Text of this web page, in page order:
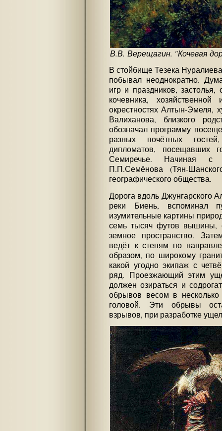
В.В. Верещагин. "Кочевая
В стойбище Тезека
побывал неоднократно.
игр и праздников,
кочевника,
окрестностях Алтын-Эмеля,
Валиханова, близкого
обозначал программу
разных почётных
дипломатов, посещавших
Семиречье. Начиная с
П.П.Семёнова (Тян-
географического общества.
Дорога вдоль Джунгарского
реки Биень, вспоминал
изумительные картины
семь тысяч футов вышины,
земное пространство.
ведёт к степям по
образом, по широкому
какой угодно экипаж с
ряд. Проезжающий этим
должен озираться и
обрывов весом в
головой. Эти обрывы
взрывов, при разработке